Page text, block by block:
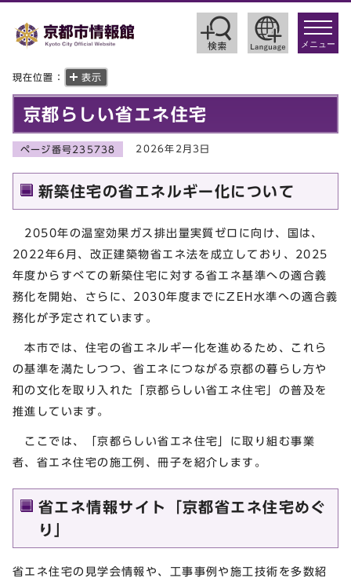
toggle
メニュー
現在位置： 表示
京都らしい省エネ住宅
ページ番号235738 2026年2月3日
新築住宅の省エネルギー化について
2050年の温室効果ガス排出量実質ゼロに向け、国は、
2022年6月、改正建築物省エネ法を成立しており、2025
年度からすべての新築住宅に対する省エネ基準への適合義
務化を開始、さらに、2030年度までにZEH水準への適合義
務化が予定されています。
本市では、住宅の省エネルギー化を進めるため、これら
の基準を満たしつつ、省エネにつながる京都の暮らし方や
和の文化を取り入れた「京都らしい省エネ住宅」の普及を
推進しています。
ここでは、「京都らしい省エネ住宅」に取り組む事業
者、省エネ住宅の施工例、冊子を紹介します。
省エネ情報サイト「京都省エネ住宅めぐ
り」
省エネ住宅の見学会情報や、工事事例や施工技術を多数紹